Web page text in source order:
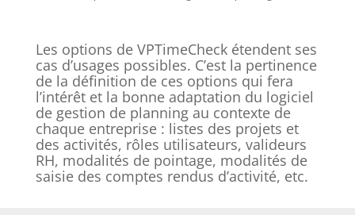
Les options de VPTimeCheck étendent ses
cas d’usages possibles. C’est la pertinence
de la définition de ces options qui fera
l’intérêt et la bonne adaptation du logiciel
de gestion de planning au contexte de
chaque entreprise : listes des projets et
des activités, rôles utilisateurs, valideurs
RH, modalités de pointage, modalités de
saisie des comptes rendus d’activité, etc.